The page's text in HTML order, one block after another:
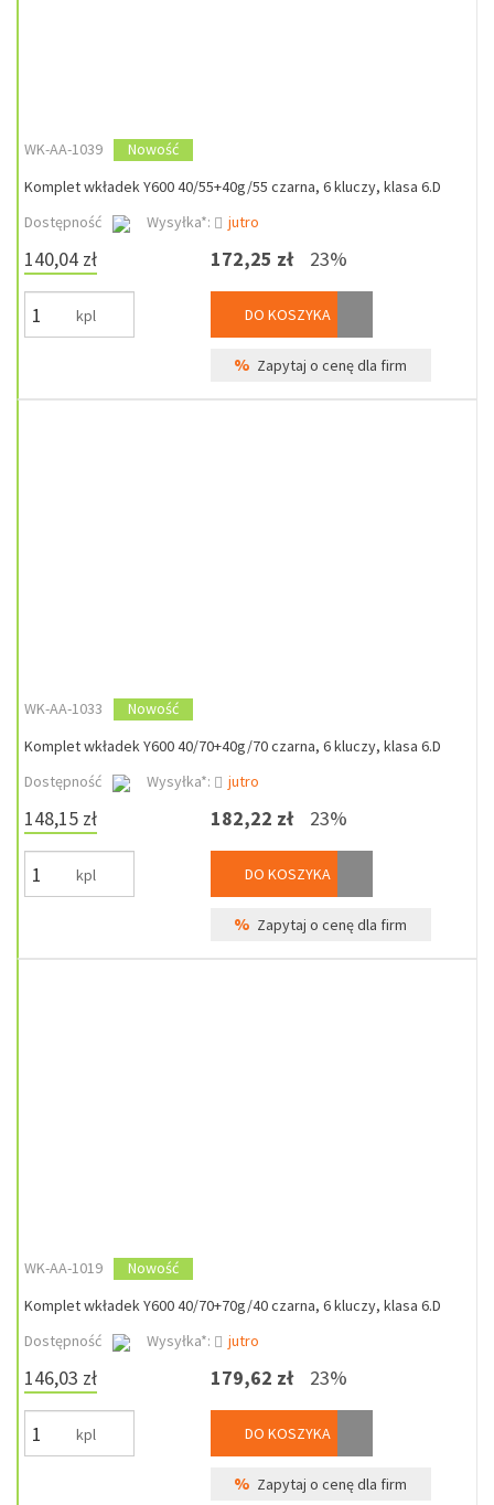
WK-AA-1039
Nowość
Komplet wkładek Y600 40/55+40g/55 czarna, 6 kluczy, klasa 6.D
Dostępność
Wysyłka*: jutro
140,04 zł
kpl
172,25 zł 23%
DO KOSZYKA
% Zapytaj o cenę dla firm
WK-AA-1033
Nowość
Komplet wkładek Y600 40/70+40g/70 czarna, 6 kluczy, klasa 6.D
Dostępność
Wysyłka*: jutro
148,15 zł
kpl
182,22 zł 23%
DO KOSZYKA
% Zapytaj o cenę dla firm
WK-AA-1019
Nowość
Komplet wkładek Y600 40/70+70g/40 czarna, 6 kluczy, klasa 6.D
Dostępność
Wysyłka*: jutro
146,03 zł
kpl
179,62 zł 23%
DO KOSZYKA
% Zapytaj o cenę dla firm